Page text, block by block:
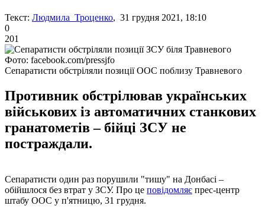
Текст: Людмила Троценко, 31 грудня 2021, 18:10
0
201
Фото: facebook.com/pressjfo
Сепаратисти обстріляли позиції ООС поблизу Травневого
Противник обстрілював українських
військових із автоматичних станкових
гранатометів – бійці ЗСУ не
постраждали.
Сепаратисти один раз порушили "тишу" на Донбасі –
обійшлося без втрат у ЗСУ. Про це повідомляє прес-центр
штабу ООС у п'ятницю, 31 грудня.